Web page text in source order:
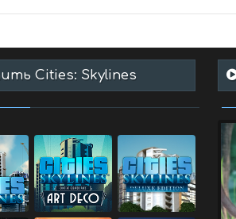
Cities: Skylines